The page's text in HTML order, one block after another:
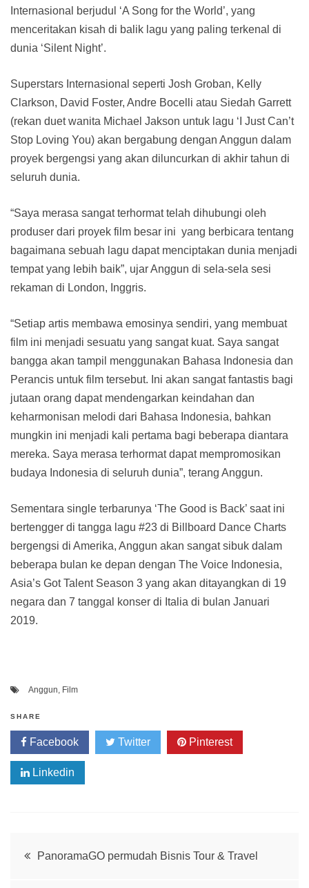
Internasional berjudul ‘A Song for the World’, yang
menceritakan kisah di balik lagu yang paling terkenal di
dunia ‘Silent Night’.
Superstars Internasional seperti Josh Groban, Kelly
Clarkson, David Foster, Andre Bocelli atau Siedah Garrett
(rekan duet wanita Michael Jakson untuk lagu ‘I Just Can’t
Stop Loving You) akan bergabung dengan Anggun dalam
proyek bergengsi yang akan diluncurkan di akhir tahun di
seluruh dunia.
“Saya merasa sangat terhormat telah dihubungi oleh
produser dari proyek film besar ini yang berbicara tentang
bagaimana sebuah lagu dapat menciptakan dunia menjadi
tempat yang lebih baik”, ujar Anggun di sela-sela sesi
rekaman di London, Inggris.
“Setiap artis membawa emosinya sendiri, yang membuat
film ini menjadi sesuatu yang sangat kuat. Saya sangat
bangga akan tampil menggunakan Bahasa Indonesia dan
Perancis untuk film tersebut. Ini akan sangat fantastis bagi
jutaan orang dapat mendengarkan keindahan dan
keharmonisan melodi dari Bahasa Indonesia, bahkan
mungkin ini menjadi kali pertama bagi beberapa diantara
mereka. Saya merasa terhormat dapat mempromosikan
budaya Indonesia di seluruh dunia”, terang Anggun.
Sementara single terbarunya ‘The Good is Back’ saat ini
bertengger di tangga lagu #23 di Billboard Dance Charts
bergengsi di Amerika, Anggun akan sangat sibuk dalam
beberapa bulan ke depan dengan The Voice Indonesia,
Asia’s Got Talent Season 3 yang akan ditayangkan di 19
negara dan 7 tanggal konser di Italia di bulan Januari
2019.
Anggun Film
SHARE
Facebook Twitter Pinterest
Linkedin
PostPanoramaGO permudah Bisnis Tour & Travel